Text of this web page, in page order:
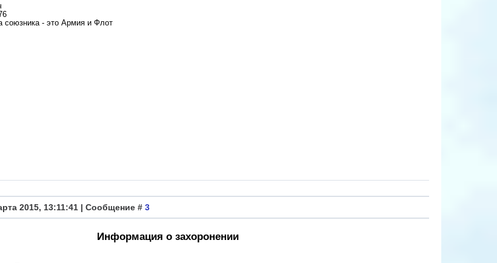
союзника - это Армия и Флот
2015, 13:11:41 | Сообщение # 3
Информация о захоронении